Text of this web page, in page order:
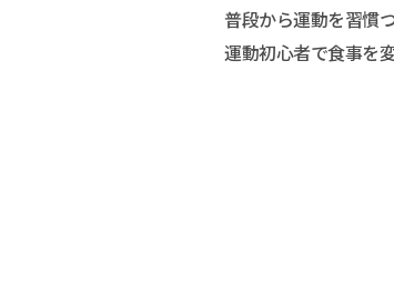
普段から運動を習慣
運動初心者で食事を